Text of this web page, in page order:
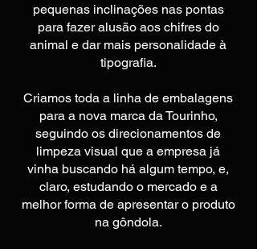
pequenas inclinações nas pontas
para fazer alusão aos chifres do
animal e dar mais personalidade à
tipografia.
Criamos toda a linha de embalagens
para a nova marca da Tourinho,
seguindo os direcionamentos de
limpeza visual que a empresa já
vinha buscando há algum tempo, e,
claro, estudando o mercado e a
melhor forma de apresentar o produto
na gôndola.